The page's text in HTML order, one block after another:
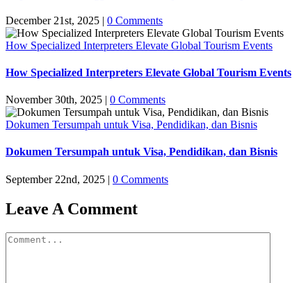
December 21st, 2025 | 0 Comments
How Specialized Interpreters Elevate Global Tourism Events
How Specialized Interpreters Elevate Global Tourism Events
November 30th, 2025 | 0 Comments
Dokumen Tersumpah untuk Visa, Pendidikan, dan Bisnis
Dokumen Tersumpah untuk Visa, Pendidikan, dan Bisnis
September 22nd, 2025 | 0 Comments
Leave A Comment
Comment